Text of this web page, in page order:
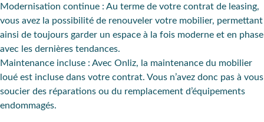
Modernisation continue : Au terme de votre contrat de leasing,
vous avez la possibilité de renouveler votre mobilier, permettant
ainsi de toujours garder un espace à la fois moderne et en phase
avec les dernières tendances.
Maintenance incluse : Avec Onliz, la maintenance du mobilier
loué est incluse dans votre contrat. Vous n’avez donc pas à vous
soucier des réparations ou du remplacement d’équipements
endommagés.